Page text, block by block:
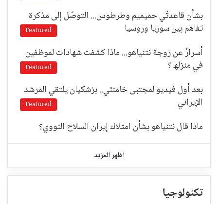
بشأن قاعدتَي حميميم وطرطوس... التوصّل إلى مذكرة
تفاهم بين سوريا وروسيا
Featured
أسرارٌ عن زوجة نتنياهو... ماذا كشفت شهادات لموظفين
في منزلها؟
Featured
بعد أول فيديو لمجتبى خامنئي.. بزشكيان يلتقي المرشد
الإيراني
Featured
ماذا قال نتنياهو بشأن امتلاك إيران السلاح النووي؟
اظهر المزيد
تكنولوجيا